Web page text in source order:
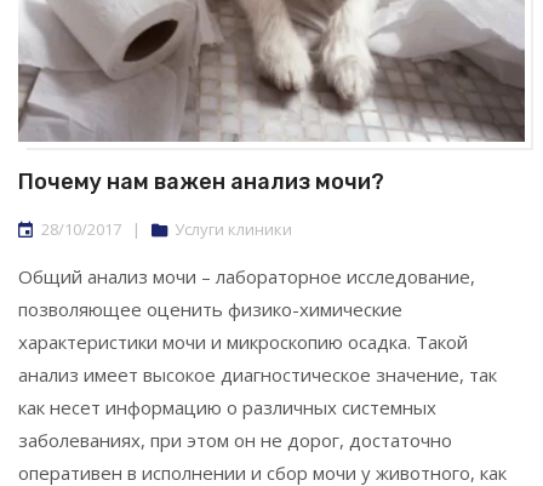
Почему нам важен анализ мочи?
28/10/2017 | Услуги клиники
Общий анализ мочи – лабораторное исследование,
позволяющее оценить физико-химические
характеристики мочи и микроскопию осадка. Такой
анализ имеет высокое диагностическое значение, так
как несет информацию о различных системных
заболеваниях, при этом он не дорог, достаточно
оперативен в исполнении и сбор мочи у животного, как